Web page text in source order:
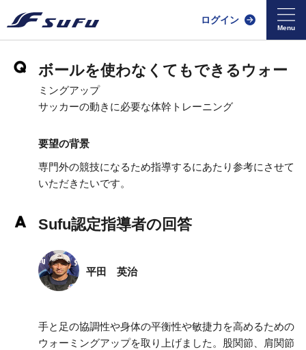
ログイン
ボールを使わなくてもできるウォー
ミングアップ
サッカーの動きに必要な体幹トレーニング
要望の背景
専門外の競技になるため指導するにあたり参考にさせて
いただきたいです。
Sufu認定指導者の回答
平田 英治
手と足の協調性や身体の平衡性や敏捷力を高めるための
ウォーミングアップを取り上げました。股関節、肩関節